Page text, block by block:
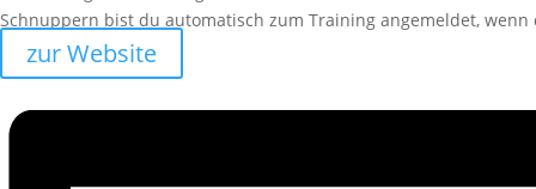
Schnuppern bist du automatisch zum Training angemeldet,
zur Website